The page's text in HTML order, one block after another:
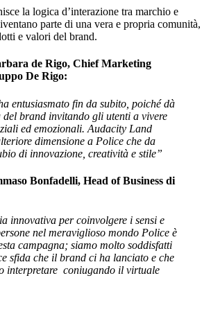
la logica d’interazione tra marchio e
parte di una vera e propria comunità,
e valori del brand.
de Rigo, Chief Marketing
De Rigo:
entusiasmato fin da subito, poiché dà
del brand invitando gli utenti a vivere
ed emozionali. Audacity Land
dimensione a Police che da
di innovazione, creatività e stile”
Bonfadelli, Head of Business di
innovativa per coinvolgere i sensi e
nel meraviglioso mondo Police è
campagna; siamo molto soddisfatti
sfida che il brand ci ha lanciato e che
interpretare coniugando il virtuale